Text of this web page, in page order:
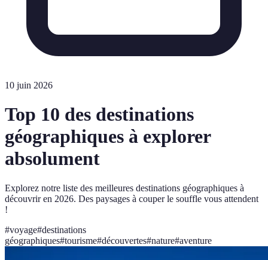
10 juin 2026
Top 10 des destinations
géographiques à explorer
absolument
Explorez notre liste des meilleures destinations géographiques à
découvrir en 2026. Des paysages à couper le souffle vous attendent
!
#voyage#destinations
géographiques#tourisme#découvertes#nature#aventure